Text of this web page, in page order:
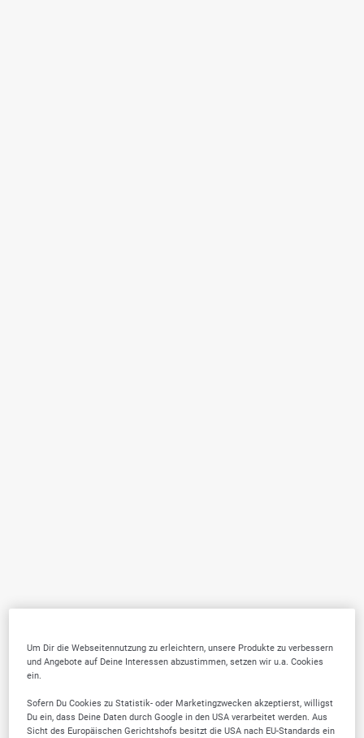
Um Dir die Webseitennutzung zu erleichtern, unsere Produkte zu verbessern
und Angebote auf Deine Interessen abzustimmen, setzen wir u.a. Cookies
ein.
Sofern Du Cookies zu Statistik- oder Marketingzwecken akzeptierst, willigst
Du ein, dass Deine Daten durch Google in den USA verarbeitet werden. Aus
Sicht des Europäischen Gerichtshofs besitzt die USA nach EU-Standards ein